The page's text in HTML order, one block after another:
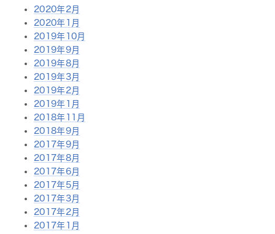
2020年2月
2020年1月
2019年10月
2019年9月
2019年8月
2019年3月
2019年2月
2019年1月
2018年11月
2018年9月
2017年9月
2017年8月
2017年6月
2017年5月
2017年3月
2017年2月
2017年1月